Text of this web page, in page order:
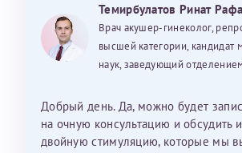
Темирбулатов Ринат
Врач акушер-гинеколог,
высшей категории, кандидат
наук, заведующий
Добрый день. Да, можно будет
на очную консультацию и обсудить
двойную стимуляцию, которые мы